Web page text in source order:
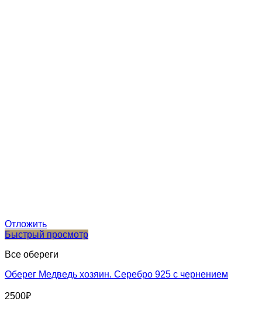
Отложить
Быстрый просмотр
Все обереги
Оберег Медведь хозяин. Серебро 925 с чернением
2500₽